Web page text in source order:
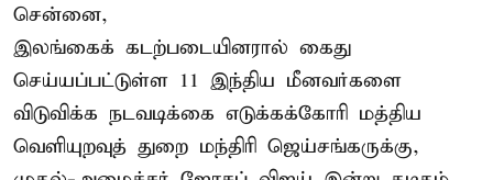
சென்னை,
இலங்கைக் கடற்படையினரால் கைது
செய்யப்பட்டுள்ள 11 இந்திய மீனவர்களை
விடுவிக்க நடவடிக்கை எடுக்கக்கோரி மத்திய
வெளியுறவுத் துறை மந்திரி ஜெய்சங்கருக்கு,